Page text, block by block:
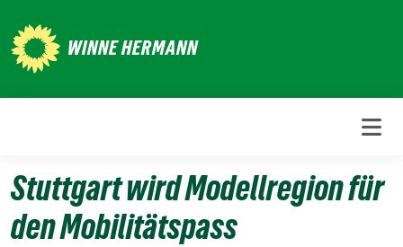
zum
Inhalt
WINNE HERMANN
Stuttgart wird Modellregion für
den Mobilitätspass